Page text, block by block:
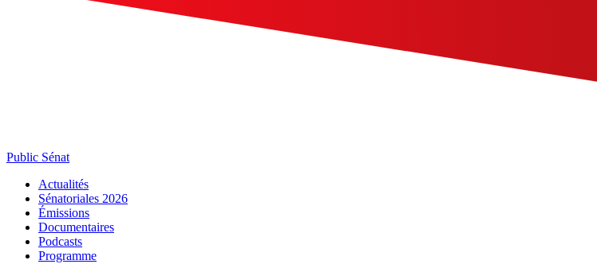
Public Sénat
Actualités
Sénatoriales 2026
Émissions
Documentaires
Podcasts
Programme